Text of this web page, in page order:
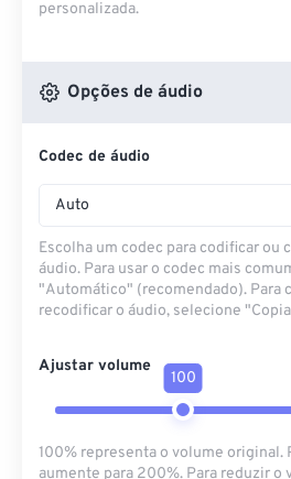
personalizada.
Opções de áudio
Codec de áudio
Auto
Escolha um codec para codificar ou
áudio. Para usar o codec mais
"Automático" (recomendado). Para
recodificar o áudio, selecione
Ajustar volume
100
100% representa o volume original.
aumente para 200%. Para reduzir o